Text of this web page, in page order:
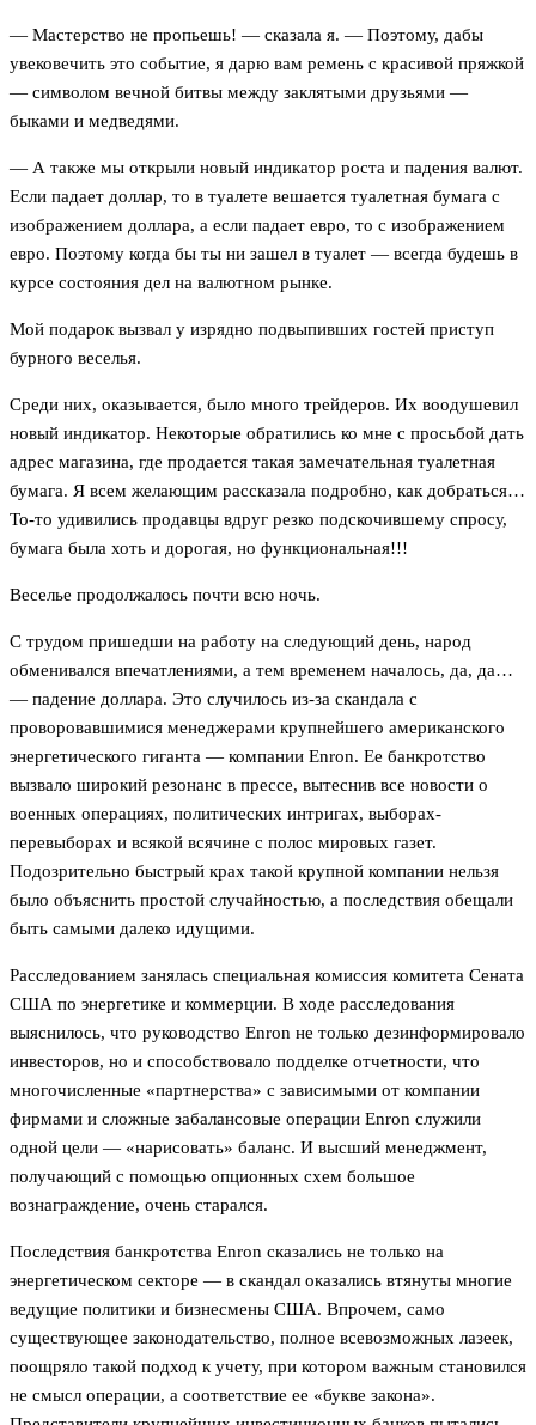
— Мастерство не пропьешь! — сказала я. — Поэтому, дабы
увековечить это событие, я дарю вам ремень с красивой пряжкой
— символом вечной битвы между заклятыми друзьями —
быками и медведями.
— А также мы открыли новый индикатор роста и падения валют.
Если падает доллар, то в туалете вешается туалетная бумага с
изображением доллара, а если падает евро, то с изображением
евро. Поэтому когда бы ты ни зашел в туалет — всегда будешь в
курсе состояния дел на валютном рынке.
Мой подарок вызвал у изрядно подвыпивших гостей приступ
бурного веселья.
Среди них, оказывается, было много трейдеров. Их воодушевил
новый индикатор. Некоторые обратились ко мне с просьбой дать
адрес магазина, где продается такая замечательная туалетная
бумага. Я всем желающим рассказала подробно, как добраться…
То-то удивились продавцы вдруг резко подскочившему спросу,
бумага была хоть и дорогая, но функциональная!!!
Веселье продолжалось почти всю ночь.
С трудом пришедши на работу на следующий день, народ
обменивался впечатлениями, а тем временем началось, да, да…
— падение доллара. Это случилось из-за скандала с
проворовавшимися менеджерами крупнейшего американского
энергетического гиганта — компании Enron. Ее банкротство
вызвало широкий резонанс в прессе, вытеснив все новости о
военных операциях, политических интригах, выборах-
перевыборах и всякой всячине с полос мировых газет.
Подозрительно быстрый крах такой крупной компании нельзя
было объяснить простой случайностью, а последствия обещали
быть самыми далеко идущими.
Расследованием занялась специальная комиссия комитета Сената
США по энергетике и коммерции. В ходе расследования
выяснилось, что руководство Enron не только дезинформировало
инвесторов, но и способствовало подделке отчетности, что
многочисленные «партнерства» с зависимыми от компании
фирмами и сложные забалансовые операции Enron служили
одной цели — «нарисовать» баланс. И высший менеджмент,
получающий с помощью опционных схем большое
вознаграждение, очень старался.
Последствия банкротства Enron сказались не только на
энергетическом секторе — в скандал оказались втянуты многие
ведущие политики и бизнесмены США. Впрочем, само
существующее законодательство, полное всевозможных лазеек,
поощряло такой подход к учету, при котором важным становился
не смысл операции, а соответствие ее «букве закона».